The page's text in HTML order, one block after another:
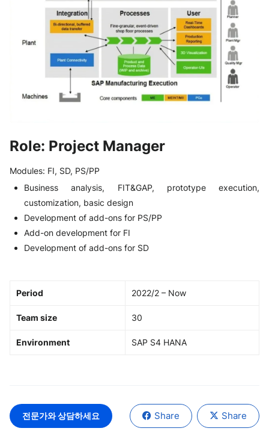
Role: Project Manager
Modules: FI, SD, PS/PP
Business analysis, FIT&GAP, prototype execution,
customization, basic design
Development of add-ons for PS/PP
Add-on development for FI
Development of add-ons for SD
Period 2022/2 – Now
Team size 30
Environment SAP S4 HANA
전문가와 상담하세요 Share Share